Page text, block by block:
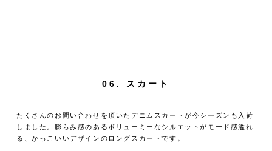
06. スカート
たくさんのお問い合わせを頂いたデニムスカートが今シーズンも入荷
しました。膨らみ感のあるボリューミーなシルエットがモード感溢れ
る、かっこいいデザインのロングスカートです。